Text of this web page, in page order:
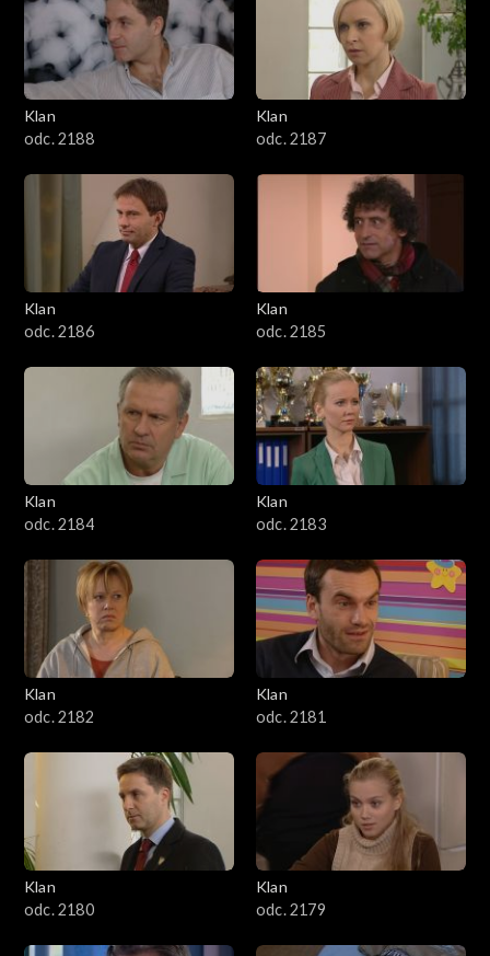
2501–2600
2401–2500
2301–2400
2201–2300
2101–2200
2001–2100
1901–2000
1801–1900
1701–1800
1601–1700
1501–1600
1401–1500
1301–1400
1201–1300
1101–1200
1001–1100
901–1000
801–900
Klan
odc. 2188
Klan
odc. 2187
Klan
odc. 2186
Klan
odc. 2185
Klan
odc. 2184
Klan
odc. 2183
Klan
odc. 2182
Klan
odc. 2181
Klan
odc. 2180
Klan
odc. 2179